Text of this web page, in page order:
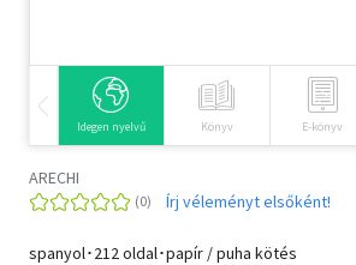
Természettudomány
Történelem
Idegen nyelvű Könyv E-könyv
ARECHI
Írj véleményt elsőként!
spanyol･212 oldal･papír / puha kötés